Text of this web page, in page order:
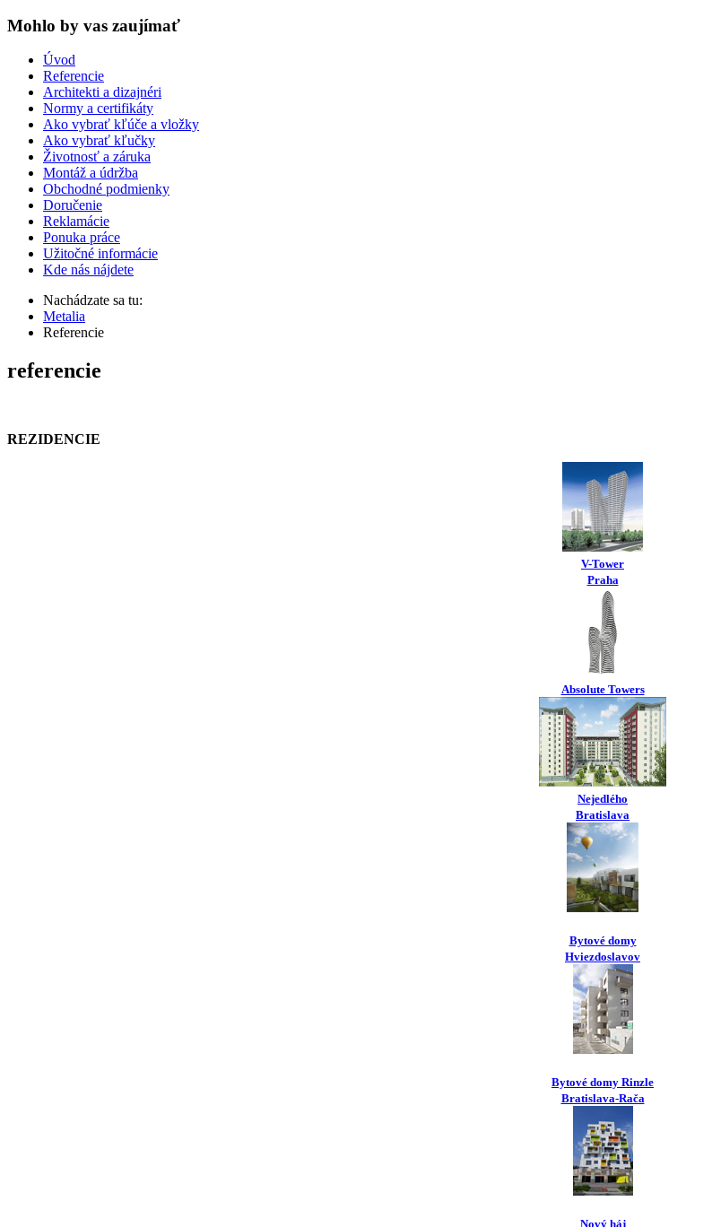
Mohlo by vas zaujímať
Úvod
Referencie
Architekti a dizajnéri
Normy a certifikáty
Ako vybrať kľúče a vložky
Ako vybrať kľučky
Životnosť a záruka
Montáž a údržba
Obchodné podmienky
Doručenie
Reklamácie
Ponuka práce
Užitočné informácie
Kde nás nájdete
Nachádzate sa tu:
Metalia
Referencie
referencie
REZIDENCIE
V-Tower
Praha
Absolute Towers
Nejedlého
Bratislava
Bytové domy
Hviezdoslavov
Bytové domy Rinzle
Bratislava-Rača
Nový háj